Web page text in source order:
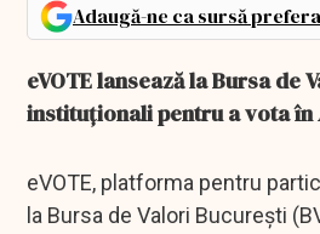
Adaugă-ne ca sursă
eVOTE lansează la Bursa
instituționali pentru a vota
eVOTE, platforma pentru
la Bursa de Valori București